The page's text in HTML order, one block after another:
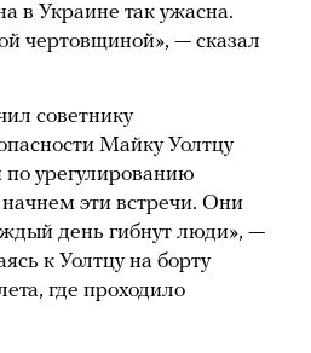
в Украине так ужасна.
чертовщиной», — сказал
советнику
Майку Уолтцу
по урегулированию
эти встречи. Они
день гибнут люди», —
к Уолтцу на борту
где проходило